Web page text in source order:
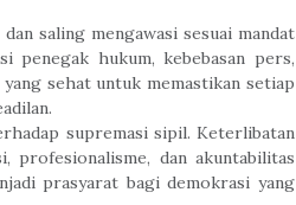
saling mengawasi sesuai mandat
penegak hukum, kebebasan pers,
sehat untuk memastikan setiap
supremasi sipil. Keterlibatan
profesionalisme, dan akuntabilitas
prasyarat bagi demokrasi yang